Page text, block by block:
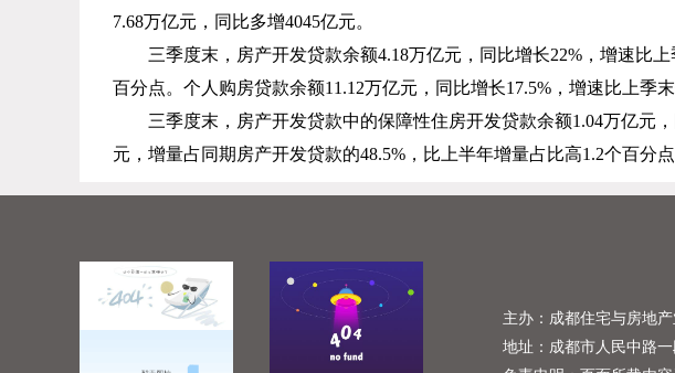
7.68万亿元，同比多增4045亿元。
三季度末，房产开发贷款余额4.18万亿元，同比增长22% ，增速比
百分点。个人购房贷款余额11.12万亿元，同比增长17.5% ，增速比上季
三季度末，房产开发贷款中的保障性住房开发贷款余额1.04万亿元
元，增量占同期房产开发贷款的48.5% ，比上半年增量占比高1.2个百分点
主办：成都住宅与房地
地址：成都市人民中路